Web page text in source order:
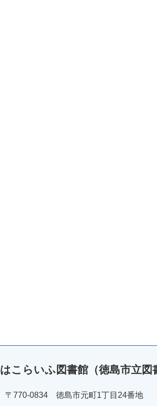
はこらいふ図書館（徳島市立図
〒770-0834 徳島市元町1丁目24番地